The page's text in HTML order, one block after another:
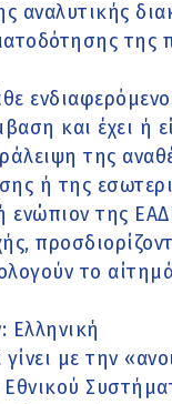
αναλυτικής
της
και έχει ή
της
ή της
της
το
με την